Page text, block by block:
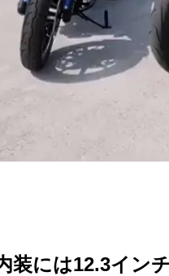
装には12.3イン